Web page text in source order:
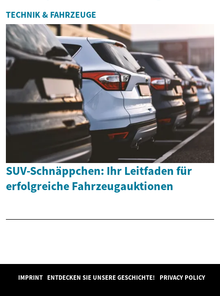
TECHNIK & FAHRZEUGE
SUV-Schnäppchen: Ihr Leitfaden für
erfolgreiche Fahrzeugauktionen
IMPRINT ENTDECKEN SIE UNSERE GESCHICHTE! PRIVACY POLICY